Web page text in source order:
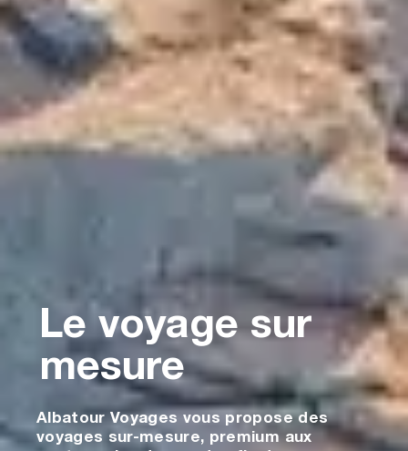
Le voyage sur
mesure
Albatour Voyages vous propose des
voyages sur-mesure, premium aux